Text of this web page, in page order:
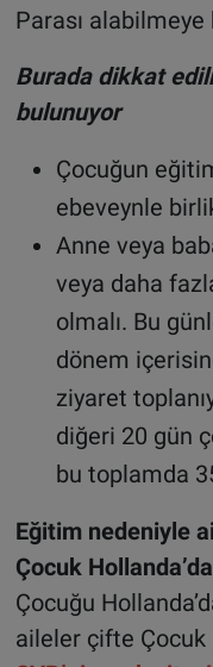
Parası alabilmeye
Burada dikkat
bulunuyor
Çocuğun
ebeveynle
Anne veya
veya daha
olmalı. Bu
dönem
ziyaret
diğeri 20 gün
bu toplamda
Eğitim nedeniyle
Çocuk
Çocuğu
aileler çifte Çocuk